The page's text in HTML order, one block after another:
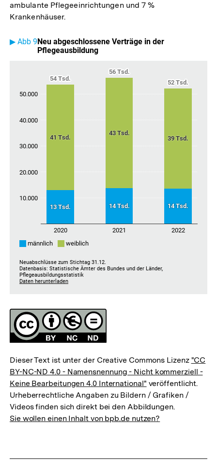
ambulante Pflegeeinrichtungen und 7 %
Krankenhäuser.
Fussnoten
Lizenz
Dieser Text ist unter der Creative Commons Lizenz "CC
BY-NC-ND 4.0 - Namensnennung - Nicht kommerziell -
Keine Bearbeitungen 4.0 International" veröffentlicht.
Urheberrechtliche Angaben zu Bildern / Grafiken /
Videos finden sich direkt bei den Abbildungen.
Sie wollen einen Inhalt von bpb.de nutzen?